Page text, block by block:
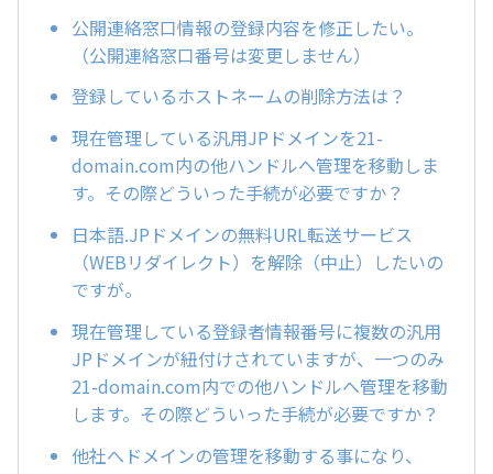
公開連絡窓口情報の登録内容を修正したい。
（公開連絡窓口番号は変更しません）
登録しているホストネームの削除方法は？
現在管理している汎用JPドメインを21-
domain.com内の他ハンドルへ管理を移動しま
す。その際どういった手続が必要ですか？
日本語.JPドメインの無料URL転送サービス
（WEBリダイレクト）を解除（中止）したいの
ですが。
現在管理している登録者情報番号に複数の汎用
JPドメインが紐付けされていますが、一つのみ
21-domain.com内での他ハンドルへ管理を移動
します。その際どういった手続が必要ですか？
他社へドメインの管理を移動する事になり、